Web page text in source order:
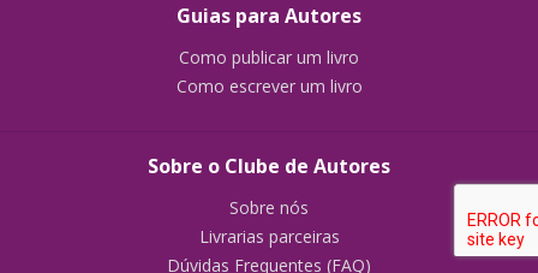
Guias para Autores
Como publicar um livro
Como escrever um livro
Sobre o Clube de Autores
Sobre nós
Livrarias parceiras
Dúvidas Frequentes (FAQ)